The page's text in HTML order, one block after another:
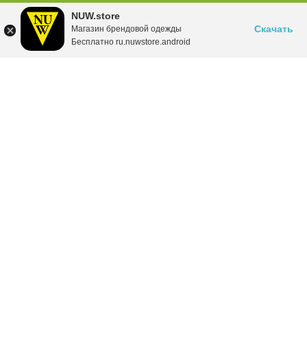
NUW.store
Магазин брендовой одежды
Бесплатно ru.nuwstore.android
Скачать